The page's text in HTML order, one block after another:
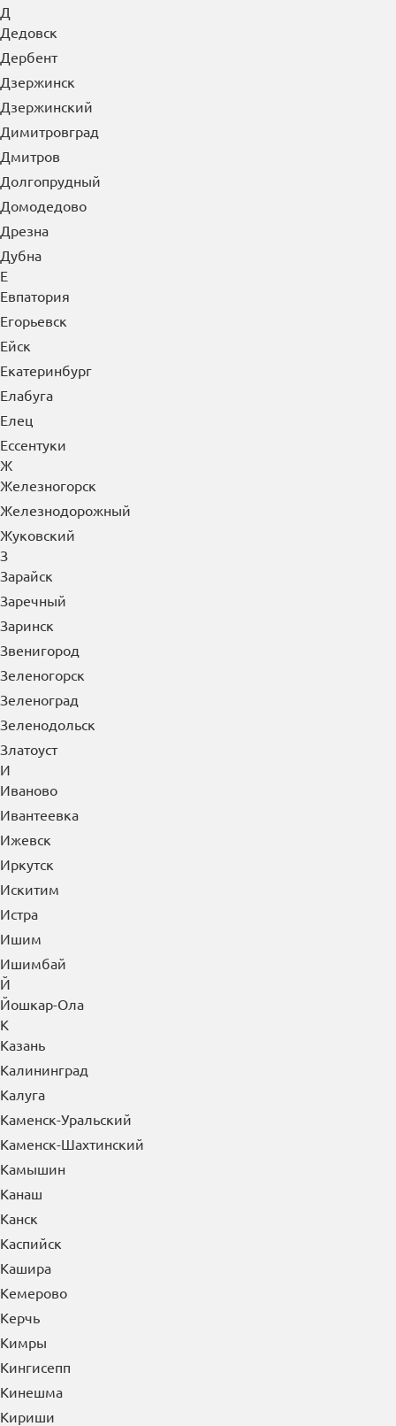
Гуково
Гусь-Хрустальный
Д
Дедовск
Дербент
Дзержинск
Дзержинский
Димитровград
Дмитров
Долгопрудный
Домодедово
Дрезна
Дубна
Е
Евпатория
Егорьевск
Ейск
Екатеринбург
Елабуга
Елец
Ессентуки
Ж
Железногорск
Железнодорожный
Жуковский
З
Зарайск
Заречный
Заринск
Звенигород
Зеленогорск
Зеленоград
Зеленодольск
Златоуст
И
Иваново
Ивантеевка
Ижевск
Иркутск
Искитим
Истра
Ишим
Ишимбай
Й
Йошкар-Ола
К
Казань
Калининград
Калуга
Каменск-Уральский
Каменск-Шахтинский
Камышин
Канаш
Канск
Каспийск
Кашира
Кемерово
Керчь
Кимры
Кингисепп